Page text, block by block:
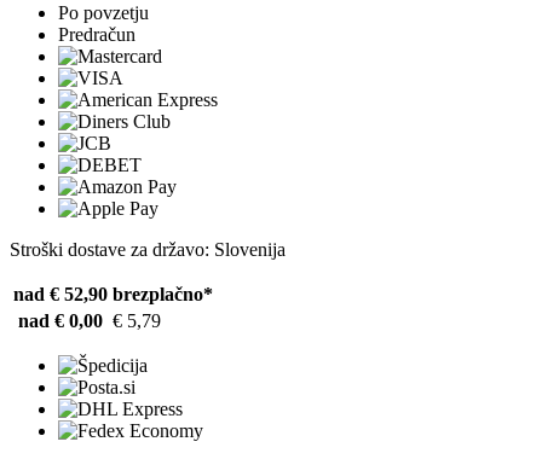
Po povzetju
Predračun
Stroški dostave za državo: Slovenija
nad € 52,90 brezplačno*
nad € 0,00 € 5,79